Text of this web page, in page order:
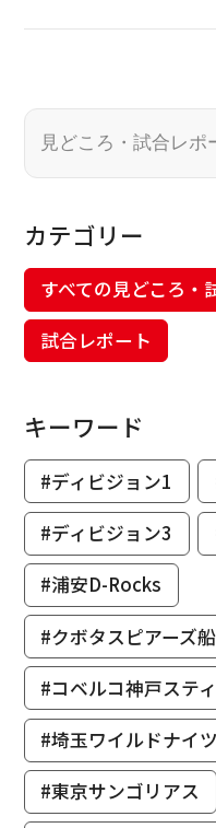
カテゴリー
すべての見どころ・
試合レポート
キーワード
#ディビジョン1
#ディビジョン3
#浦安D-Rocks
#クボタスピアーズ
#コベルコ神戸ステ
#埼玉ワイルドナイツ
#東京サンゴリアス